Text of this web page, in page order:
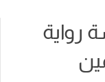
رواية